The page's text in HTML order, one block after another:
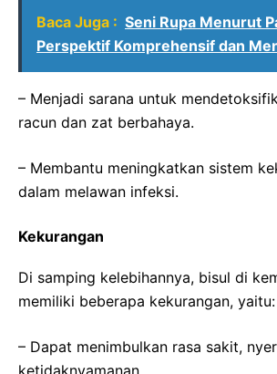
Baca Juga : Seni Rupa Menurut
Perspektif Komprehensif dan
– Menjadi sarana untuk
racun dan zat berbahaya.
– Membantu meningkatkan sistem
dalam melawan infeksi.
Kekurangan
Di samping kelebihannya, bisul di
memiliki beberapa kekurangan, yaitu:
– Dapat menimbulkan rasa sakit,
ketidaknyamanan.